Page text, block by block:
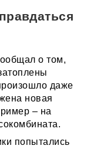
о том,
даже
новая
– на
попытались